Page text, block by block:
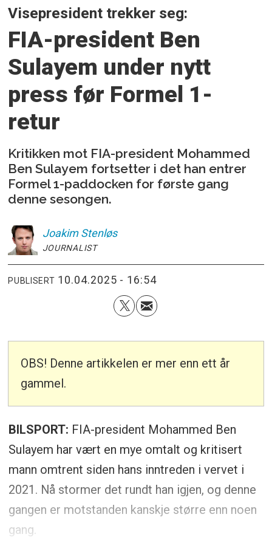
Visepresident trekker seg:
FIA-president Ben
Sulayem under nytt
press før Formel 1-
retur
Kritikken mot FIA-president Mohammed
Ben Sulayem fortsetter i det han entrer
Formel 1-paddocken for første gang
denne sesongen.
Joakim Stenløs
JOURNALIST
PUBLISERT 10.04.2025 - 16:54
OBS! Denne artikkelen er mer enn ett år
gammel.
BILSPORT: FIA-president Mohammed Ben
Sulayem har vært en mye omtalt og kritisert
mann omtrent siden hans inntreden i vervet i
2021. Nå stormer det rundt han igjen, og denne
gangen er motstanden kanskje større enn noen
gang.